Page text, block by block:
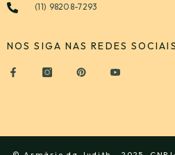
(11) 98208-7293
NOS SIGA NAS REDES SOCIAIS